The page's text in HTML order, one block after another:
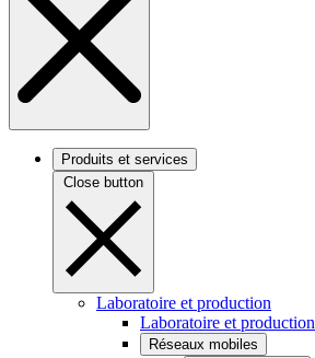
Produits et services
Close button
Laboratoire et production
Laboratoire et production
Réseaux mobiles